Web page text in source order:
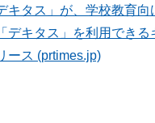
キタス」が、学校教育
デキタス」を利用でき
ース (prtimes.jp)